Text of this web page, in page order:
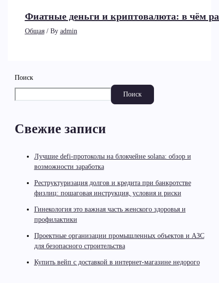
Фиатные деньги и криптовалюта: в чём
Общая/ By admin
Поиск
Поиск
Свежие записи
Лучшие defi-протоколы на блокчейне solana: обзор и
возможности заработка
Реструктуризация долгов и кредита при банкротстве
физлиц: пошаговая инструкция, условия и риски
Гинекология это важная часть женского здоровья и
профилактики
Проектные организации промышленных объектов и АЗС
для безопасного строительства
Купить вейп с доставкой в интернет-магазине недорого